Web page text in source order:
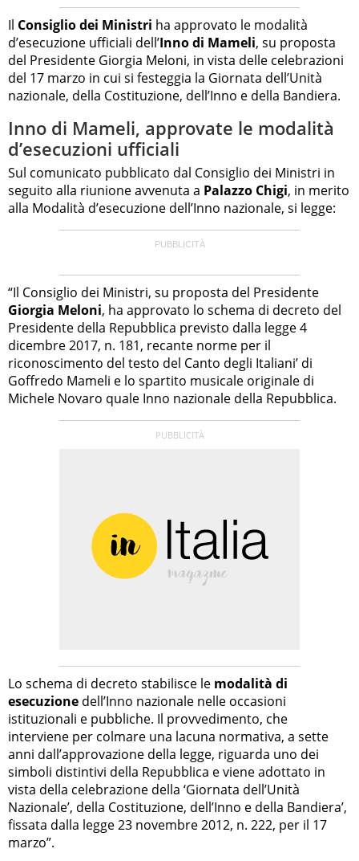
Il Consiglio dei Ministri ha approvato le modalità
d’esecuzione ufficiali dell’Inno di Mameli, su proposta
del Presidente Giorgia Meloni, in vista delle celebrazioni
del 17 marzo in cui si festeggia la Giornata dell’Unità
nazionale, della Costituzione, dell’Inno e della Bandiera.
Inno di Mameli, approvate le modalità
d’esecuzioni ufficiali
Sul comunicato pubblicato dal Consiglio dei Ministri in
seguito alla riunione avvenuta a Palazzo Chigi, in merito
alla Modalità d’esecuzione dell’Inno nazionale, si legge:
“Il Consiglio dei Ministri, su proposta del Presidente
Giorgia Meloni, ha approvato lo schema di decreto del
Presidente della Repubblica previsto dalla legge 4
dicembre 2017, n. 181, recante norme per il
riconoscimento del testo del Canto degli Italiani’ di
Goffredo Mameli e lo spartito musicale originale di
Michele Novaro quale Inno nazionale della Repubblica.
Lo schema di decreto stabilisce le modalità di
esecuzione dell’Inno nazionale nelle occasioni
istituzionali e pubbliche. Il provvedimento, che
interviene per colmare una lacuna normativa, a sette
anni dall’approvazione della legge, riguarda uno dei
simboli distintivi della Repubblica e viene adottato in
vista della celebrazione della ‘Giornata dell’Unità
Nazionale’, della Costituzione, dell’Inno e della Bandiera’,
fissata dalla legge 23 novembre 2012, n. 222, per il 17
marzo”.